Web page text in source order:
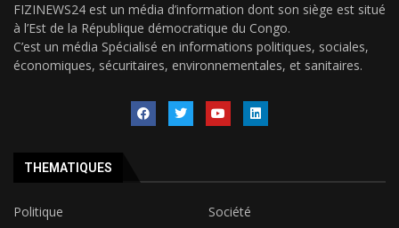
FIZINEWS24 est un média d’information dont son siège est situé
à l’Est de la République démocratique du Congo.
C’est un média Spécialisé en informations politiques, sociales,
économiques, sécuritaires, environnementales, et sanitaires.
THEMATIQUES
Politique
Société